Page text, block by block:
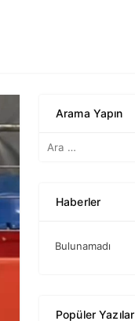
Arama Yapın
Haberler
Bulunamadı
Popüler Yazılar